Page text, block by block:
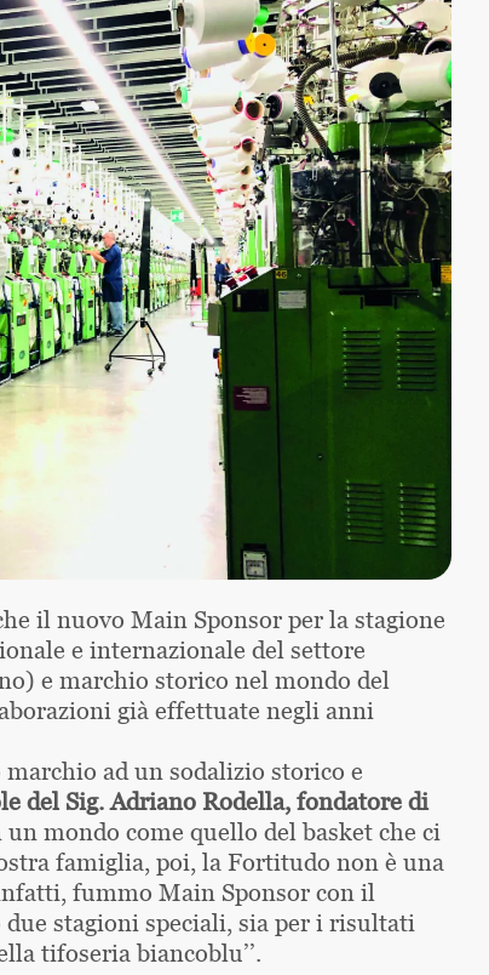
il nuovo Main Sponsor per la stagione
e internazionale del settore
e marchio storico nel mondo del
già effettuate negli anni
ad un sodalizio storico e
del Sig. Adriano Rodella, fondatore di
mondo come quello del basket che ci
famiglia, poi, la Fortitudo non è una
fummo Main Sponsor con il
stagioni speciali, sia per i risultati
tifoseria biancoblu’’.